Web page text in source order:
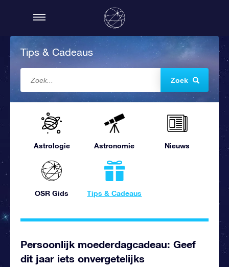
Tips & Cadeaus
Zoek
Astrologie Astronomie Nieuws
OSR Gids Tips & Cadeaus
Persoonlijk moederdagcadeau: Geef
dit jaar iets onvergetelijks